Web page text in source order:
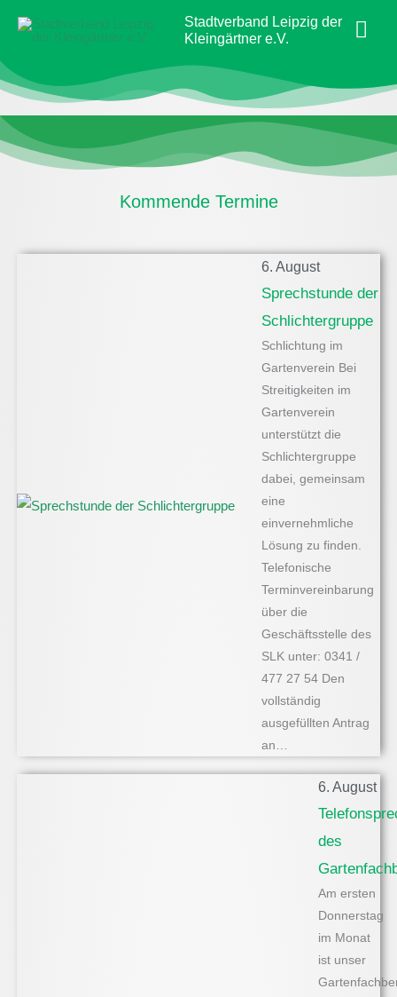
Inhalt
springen
Stadtverband Leipzig der
Kleingärtner e.V.
Kommende Termine
6. August
Sprechstunde der
Schlichtergruppe
Schlichtung im
Gartenverein Bei
Streitigkeiten im
Gartenverein
unterstützt die
Schlichtergruppe
dabei, gemeinsam
eine
einvernehmliche
Lösung zu finden.
Telefonische
Terminvereinbarung
über die
Geschäftsstelle des
SLK unter: 0341 /
477 27 54 Den
vollständig
ausgefüllten Antrag
an…
6. August
des
Am ersten
Donnerstag
im Monat
ist unser